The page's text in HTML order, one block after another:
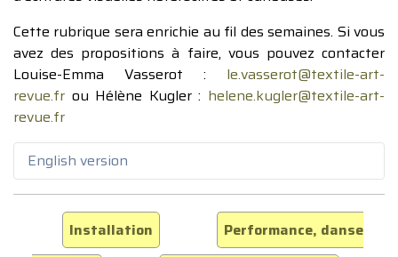
Cette rubrique sera enrichie au fil des semaines. Si vous
avez des propositions à faire, vous pouvez contacter
Louise-Emma Vasserot : le.vasserot@textile-art-
revue.fr ou Hélène Kugler : helene.kugler@textile-art-
revue.fr
English version
Installation
Performance, danse